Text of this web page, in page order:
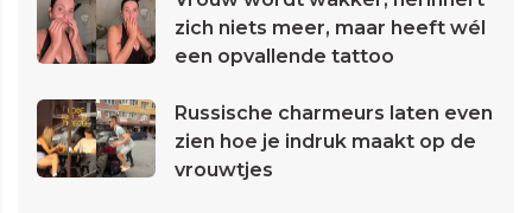
zich niets meer, maar heeft wél
een opvallende tattoo
Russische charmeurs laten even
zien hoe je indruk maakt op de
vrouwtjes